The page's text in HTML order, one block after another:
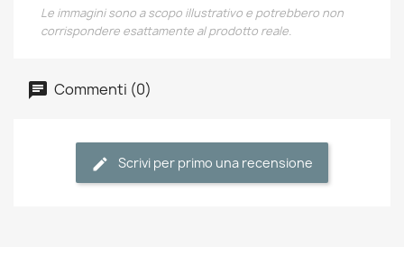
Le immagini sono a scopo illustrativo e potrebbero non
corrispondere esattamente al prodotto reale.
Commenti (0)
Scrivi per primo una recensione